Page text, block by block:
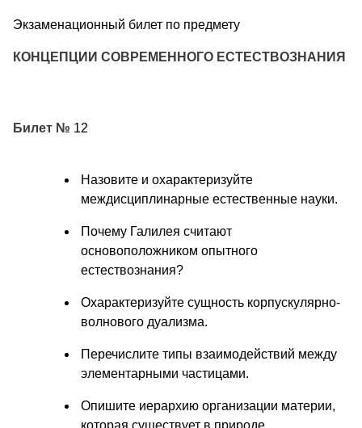
Экзаменационный билет по предмету
КОНЦЕПЦИИ СОВРЕМЕННОГО ЕСТЕСТВОЗНАНИЯ
Билет № 12
Назовите и охарактеризуйте
междисциплинарные естественные науки.
Почему Галилея считают
основоположником опытного
естествознания?
Охарактеризуйте сущность корпускулярно-
волнового дуализма.
Перечислите типы взаимодействий между
элементарными частицами.
Опишите иерархию организации материи,
которая существует в природе.